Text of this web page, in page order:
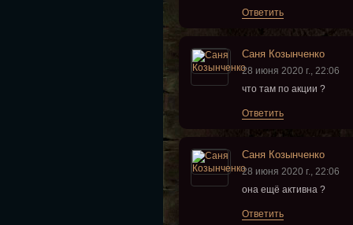
Ответить
Саня Козынченко
28 июня 2020 г., 22:06
что там по акции ?
Ответить
Саня Козынченко
28 июня 2020 г., 22:06
она ещё активна ?
Ответить